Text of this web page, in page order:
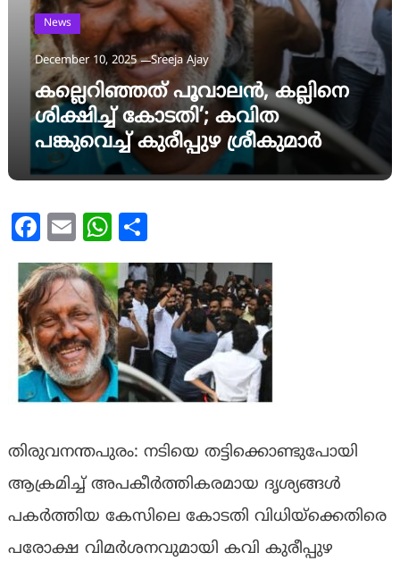
News
December 10, 2025 Sreeja Ajay
കല്ലെറിഞ്ഞത് പൂവാലൻ, കല്ലിനെ
ശിക്ഷിച്ച് കോടതി’; കവിത
പങ്കുവെച്ച് കുരീപ്പുഴ ശ്രീകുമാർ
Facebook
Email WhatsApp
തിരുവനന്തപുരം: നടിയെ തട്ടിക്കൊണ്ടുപോയി
ആക്രമിച്ച്‌ അപകീർത്തികരമായ ദൃശ്യങ്ങൾ
പകർത്തിയ കേസിലെ കോടതി വിധിയ്ക്കെതിരെ
പരോക്ഷ വിമർശനവുമായി കവി കുരീപ്പുഴ